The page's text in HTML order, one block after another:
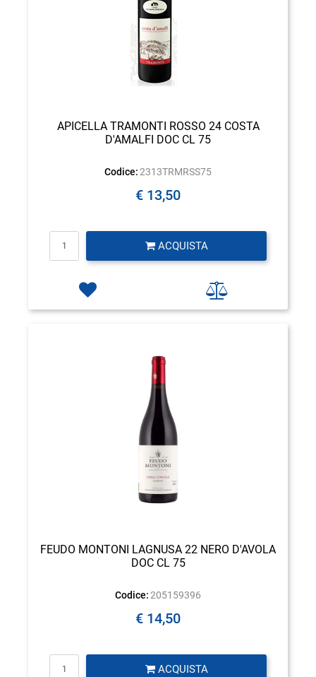
APICELLA TRAMONTI ROSSO 24 COSTA
D'AMALFI DOC CL 75
Codice: 2313TRMRSS75
€ 13,50
ACQUISTA
FEUDO MONTONI LAGNUSA 22 NERO D'AVOLA
DOC CL 75
Codice: 205159396
€ 14,50
ACQUISTA